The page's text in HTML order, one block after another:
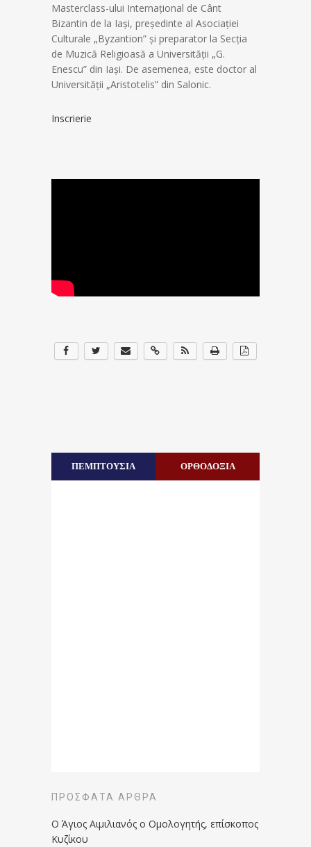
Masterclass-ului Internațional de Cânt
Bizantin de la Iași, președinte al Asociației
Culturale „Byzantion” și preparator la Secția
de Muzică Religioasă a Universității „G.
Enescu” din Iași. De asemenea, este doctor al
Universității „Aristotelis” din Salonic.
Inscrierie
ΠΕΜΠΤΟΥΣΙΑ ΟΡΘΟΔΟΞΙΑ
ΠΡΌΣΦΑΤΑ ΆΡΘΡΑ
Ο Άγιος Αιμιλιανός ο Ομολογητής, επίσκοπος
Κυζίκου